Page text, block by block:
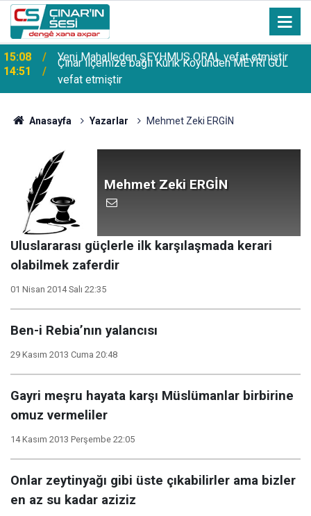
14:51
Çınar ilçemize bağlı Kûrik Köyünden MEYRİ GÜL
vefat etmiştir
Anasayfa Yazarlar Mehmet Zeki ERGİN
Mehmet Zeki ERGİN
Uluslararası güçlerle ilk karşılaşmada kerari
olabilmek zaferdir
01 Nisan 2014 Salı 22:35
Ben-i Rebia’nın yalancısı
29 Kasım 2013 Cuma 20:48
Gayri meşru hayata karşı Müslümanlar birbirine
omuz vermeliler
14 Kasım 2013 Perşembe 22:05
Onlar zeytinyağı gibi üste çıkabilirler ama bizler
en az su kadar aziziz